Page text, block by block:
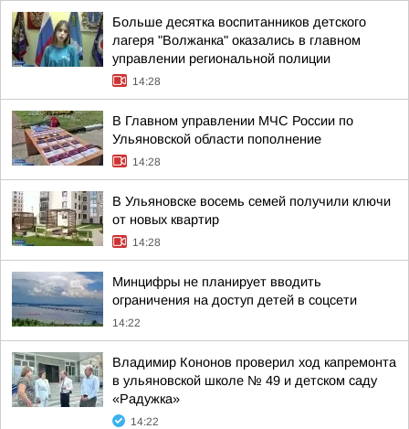
Больше десятка воспитанников детского
лагеря "Волжанка" оказались в главном
управлении региональной полиции
14:28
В Главном управлении МЧС России по
Ульяновской области пополнение
14:28
В Ульяновске восемь семей получили ключи
от новых квартир
14:28
Минцифры не планирует вводить
ограничения на доступ детей в соцсети
14:22
Владимир Кононов проверил ход капремонта
в ульяновской школе № 49 и детском саду
«Радужка»
14:22